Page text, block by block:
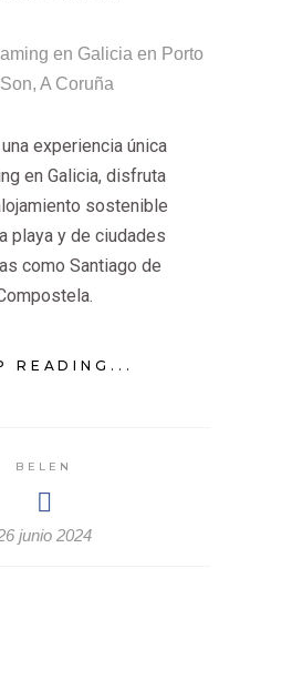
experiencia única
en Galicia, disfruta
sostenible
playa y de ciudades
como Santiago de
READING...
BELEN
junio 2024